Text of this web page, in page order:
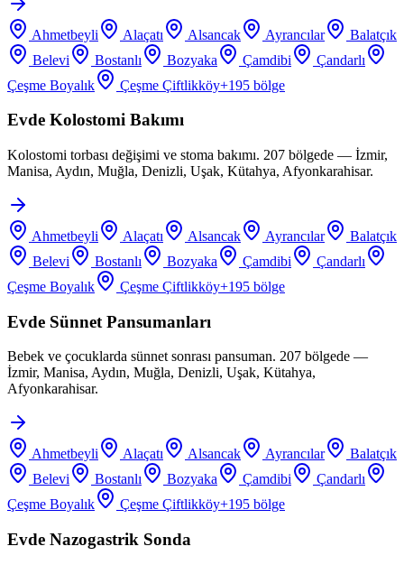
Ahmetbeyli Alaçatı Alsancak Ayrancılar
Balatçık
Belevi
Bostanlı Bozyaka Çamdibi
Çandarlı
Çeşme Boyalık
Çeşme Çiftlikköy+195 bölge
Evde Kolostomi Bakımı
Kolostomi torbası değişimi ve stoma bakımı. 207 bölgede — İzmir,
Manisa, Aydın, Muğla, Denizli, Uşak, Kütahya, Afyonkarahisar.
Ahmetbeyli Alaçatı Alsancak Ayrancılar
Balatçık
Belevi
Bostanlı Bozyaka Çamdibi
Çandarlı
Çeşme Boyalık
Çeşme Çiftlikköy+195 bölge
Evde Sünnet Pansumanları
Bebek ve çocuklarda sünnet sonrası pansuman. 207 bölgede —
İzmir, Manisa, Aydın, Muğla, Denizli, Uşak, Kütahya,
Afyonkarahisar.
Ahmetbeyli Alaçatı Alsancak Ayrancılar
Balatçık
Belevi
Bostanlı Bozyaka Çamdibi
Çandarlı
Çeşme Boyalık
Çeşme Çiftlikköy+195 bölge
Evde Nazogastrik Sonda